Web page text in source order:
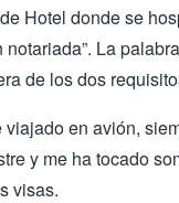
Hotel donde se
La
de los dos
viajado en avión,
y me ha tocado
visas.